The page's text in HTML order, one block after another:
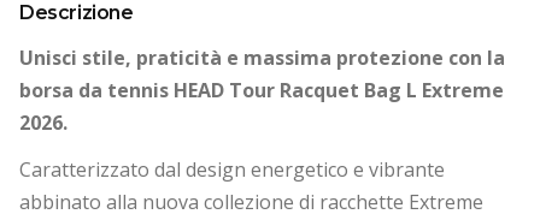
Descrizione
Unisci stile, praticità e massima protezione con la
borsa da tennis HEAD Tour Racquet Bag L Extreme
2026.
Caratterizzato dal design energetico e vibrante
abbinato alla nuova collezione di racchette Extreme